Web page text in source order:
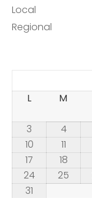
Local
Regional
L
M
3
4
10
11
17
18
24
25
31